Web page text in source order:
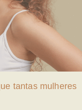
tantas mulheres